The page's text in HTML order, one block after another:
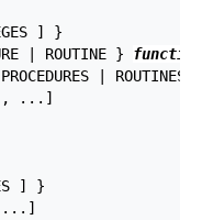
] }
| ROUTINE }
| ROUTINES
...]
] }